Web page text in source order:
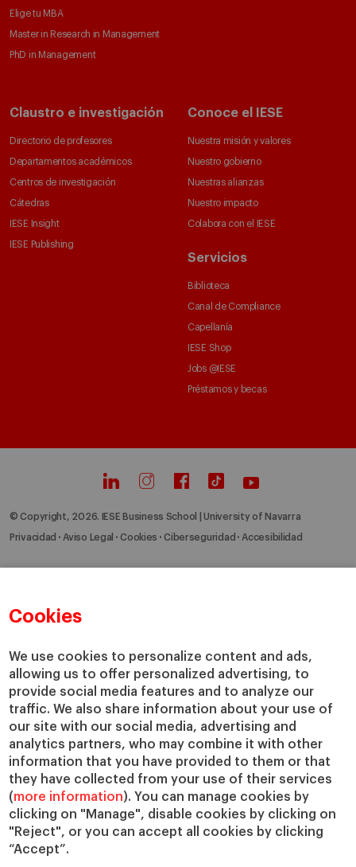
Cookies
We use cookies to personalize content and ads,
allowing us to offer personalized advertising, to
provide social media features and to analyze our
traffic. We also share information about your use of
our site with our social media, advertising and
analytics partners, who may combine it with other
information that you have provided to them or that
they have collected from your use of their services
(more information). You can manage cookies by
clicking on "Manage", disable cookies by clicking on
"Reject", or you can accept all cookies by clicking
“Accept”.
Elige tu MBA
Master in Research in Management
PhD in Management
Claustro e investigación
Directorio de profesores
Departamentos académicos
Centros de investigación
Cátedras
IESE Insight
IESE Publishing
Conoce el IESE
Nuestra misión y valores
Nuestro gobierno
Nuestras alianzas
Nuestro impacto
Colabora con el IESE
Servicios
Biblioteca
Canal de Compliance
Capellanía
IESE Shop
Jobs @IESE
Préstamos y becas
© Copyright, 2026. IESE Business School | University of Navarra
Privacidad Aviso Legal Cookies Ciberseguridad Accesibilidad